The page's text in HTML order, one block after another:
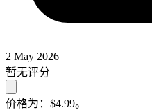
2 May 2026
暂无评分
价格为：$4.99。